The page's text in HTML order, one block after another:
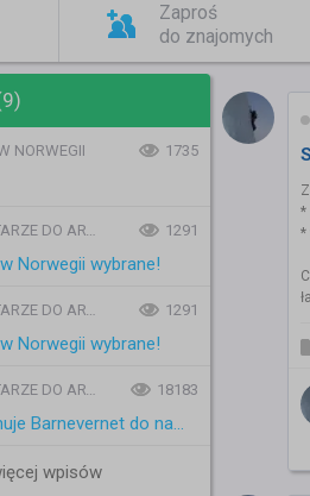
Zaproś
do znajomych
NORWEGII 1735
DO ARTYKUŁÓW 1291
Norwegii wybrane!
DO ARTYKUŁÓW 1291
Norwegii wybrane!
DO ARTYKUŁÓW 18183
Prezydent Czech porównuje Barnevernet do nazistów
wpisów
*
*